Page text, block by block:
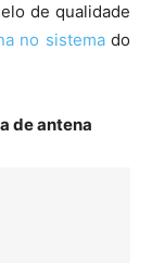
de qualidade
no sistemado
de antena